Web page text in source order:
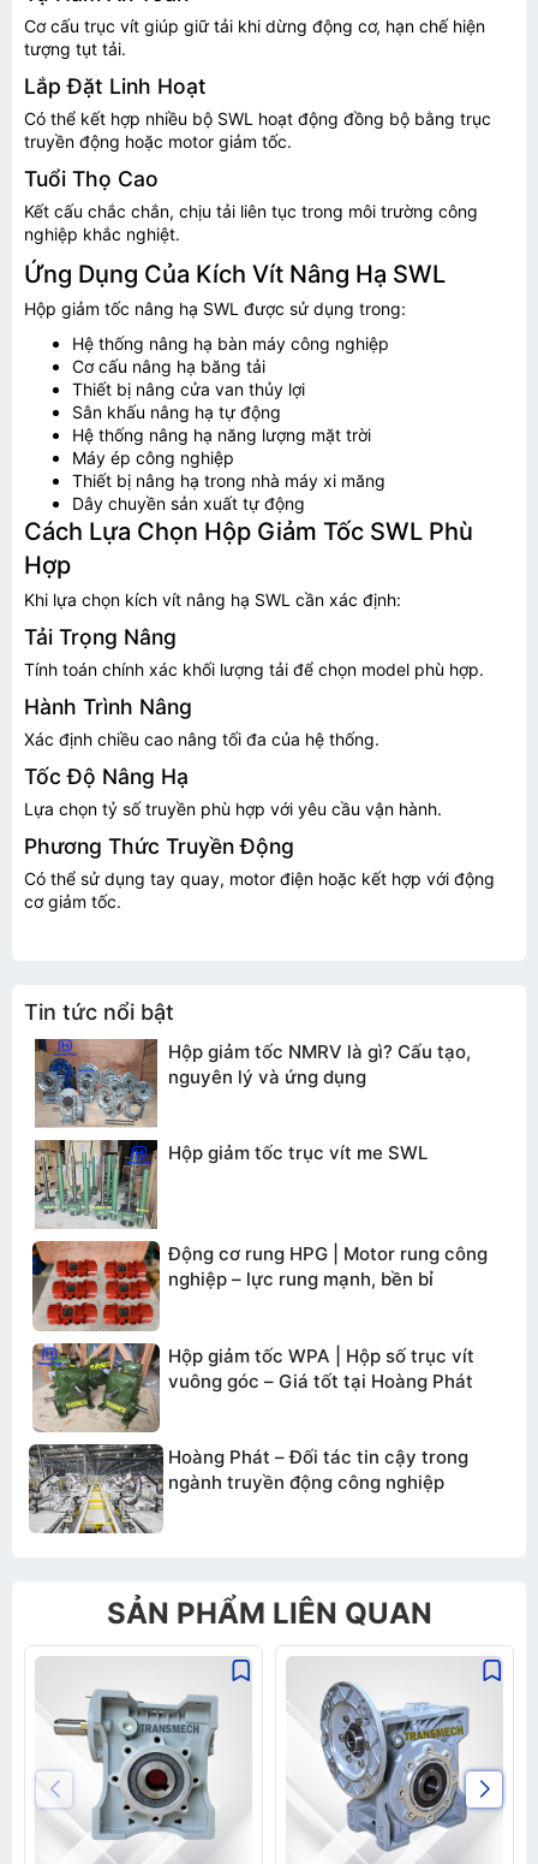
TƯ VẤN BÁO GIÁ
Gửi thông tin
Cơ cấu trục vít giúp giữ tải khi dừng động cơ, hạn chế hiện
tượng tụt tải.
Lắp Đặt Linh Hoạt
Có thể kết hợp nhiều bộ SWL hoạt động đồng bộ bằng trục
truyền động hoặc motor giảm tốc.
Tuổi Thọ Cao
Kết cấu chắc chắn, chịu tải liên tục trong môi trường công
nghiệp khắc nghiệt.
Ứng Dụng Của Kích Vít Nâng Hạ SWL
Hộp giảm tốc nâng hạ SWL được sử dụng trong:
Hệ thống nâng hạ bàn máy công nghiệp
Cơ cấu nâng hạ băng tải
Thiết bị nâng cửa van thủy lợi
Sân khấu nâng hạ tự động
Hệ thống nâng hạ năng lượng mặt trời
Máy ép công nghiệp
Thiết bị nâng hạ trong nhà máy xi măng
Dây chuyền sản xuất tự động
Cách Lựa Chọn Hộp Giảm Tốc SWL Phù
Hợp
Khi lựa chọn kích vít nâng hạ SWL cần xác định:
Tải Trọng Nâng
Tính toán chính xác khối lượng tải để chọn model phù hợp.
Hành Trình Nâng
Xác định chiều cao nâng tối đa của hệ thống.
Tốc Độ Nâng Hạ
Lựa chọn tỷ số truyền phù hợp với yêu cầu vận hành.
Phương Thức Truyền Động
Có thể sử dụng tay quay, motor điện hoặc kết hợp với động
cơ giảm tốc.
Tin tức nổi bật
Hộp giảm tốc NMRV là gì? Cấu tạo,
nguyên lý và ứng dụng
Hộp giảm tốc trục vít me SWL
Động cơ rung HPG | Motor rung công
nghiệp – lực rung mạnh, bền bỉ
Hộp giảm tốc WPA | Hộp số trục vít
vuông góc – Giá tốt tại Hoàng Phát
Hoàng Phát – Đối tác tin cậy trong
ngành truyền động công nghiệp
SẢN PHẨM LIÊN QUAN